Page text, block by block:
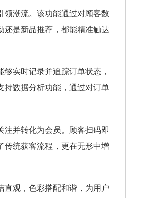
领潮流。该功能通过对顾客数
还是新品推荐，都能精准触达
实时记录并追踪订单状态，
持数据分析功能，通过对订单
并转化为会员。顾客扫码即
传统获客流程，更在无形中增
直观，色彩搭配和谐，为用户